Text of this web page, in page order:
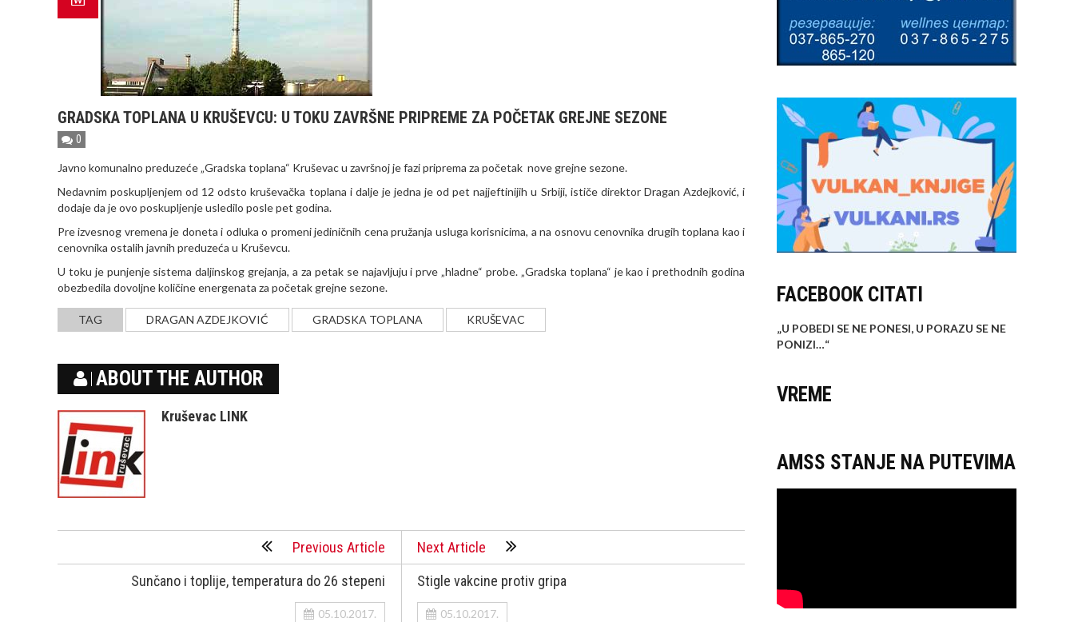
GRADSKA TOPLANA U KRUŠEVCU: U TOKU ZAVRŠNE PRIPREME ZA POČETAK GREJNE SEZONE
0
Javno komunalno preduzeće „Gradska toplana“ Kruševac u završnoj je fazi priprema za početak nove grejne sezone.
Nedavnim poskupljenjem od 12 odsto kruševačka toplana i dalje je jedna je od pet najjeftinijih u Srbiji, ističe direktor Dragan Azdejković, i
dodaje da je ovo poskupljenje usledilo posle pet godina.
Pre izvesnog vremena je doneta i odluka o promeni jediničnih cena pružanja usluga korisnicima, a na osnovu cenovnika drugih toplana kao i
cenovnika ostalih javnih preduzeća u Kruševcu.
U toku je punjenje sistema daljinskog grejanja, a za petak se najavljuju i prve „hladne“ probe. „Gradska toplana“ je kao i prethodnih godina
obezbedila dovoljne količine energenata za početak grejne sezone.
TAG DRAGAN AZDEJKOVIĆ GRADSKA TOPLANA KRUŠEVAC
ABOUT THE AUTHOR
Kruševac LINK
Previous Article
Sunčano i toplije, temperatura do 26 stepeni
05.10.2017.
Next Article
Stigle vakcine protiv gripa
05.10.2017.
FACEBOOK CITATI
„U POBEDI SE NE PONESI, U PORAZU SE NE
PONIZI…“
VREME
AMSS STANJE NA PUTEVIMA